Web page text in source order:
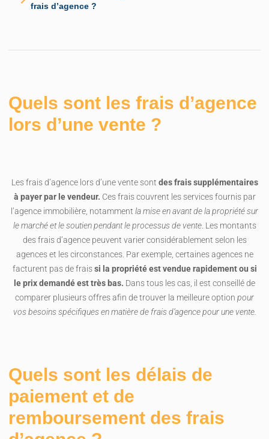
frais d’agence ?
Quels sont les frais d’agence
lors d’une vente ?
Les frais d’agence lors d’une vente sont des frais supplémentaires
à payer par le vendeur. Ces frais couvrent les services fournis par
l’agence immobilière, notamment la mise en avant de la propriété sur
le marché et le soutien pendant le processus de vente. Les montants
des frais d’agence peuvent varier considérablement selon les
agences et les circonstances. Par exemple, certaines agences ne
facturent pas de fraissi la propriété est vendue rapidement ou si
le prix demandé est très bas. Dans tous les cas, il est conseillé de
comparer plusieurs offres afin de trouver la meilleure option pour
vos besoins spécifiques en matière de frais d’agence pour une vente.
Quels sont les délais de
paiement et de
remboursement des frais